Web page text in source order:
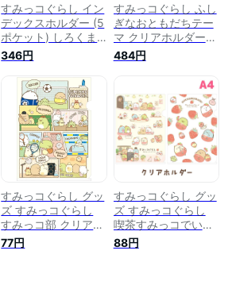
すみっコぐらし イン
デックスホルダー (5
ポケット) しろくま
のふるさと
FA11303【すみっこ
ぐらし/スミッコグラ
シ/サンエックス/文
具/文房具/ステーシ
ョナリー/クリアファ
イル/書類/整理整頓/
連絡袋】
346円
すみっコぐらし ふし
ぎなおともだちテー
マ クリアホルダー
(10ポケット)
FA08704【すみっこ
ぐらし/スミッコグラ
シ/サンエックス/文
具/文房具/ステーシ
ョナリー/クリアファ
イル/書類/整理整頓/
連絡袋】
484円
すみっコぐらし グッ
ズ すみっコぐらし
すみっコ部 クリアホ
ルダー コマ割り
FY07007【すみっこ
77円
すみっコぐらし グッ
ズ すみっコぐらし
喫茶すみっコでいち
ごフェアテーマ クリ
アホルダー
88円